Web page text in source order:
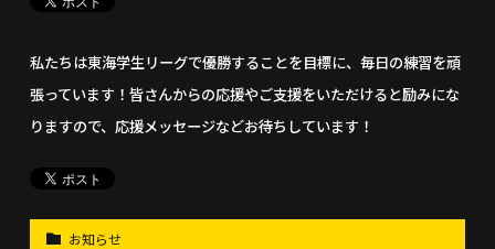
私たちは東海学生リーグで優勝することを目標に、毎日の練習を頑
張っています！皆さんからの応援やご支援をいただけると励みにな
りますので、応援メッセージなどお待ちしています！
お知らせ